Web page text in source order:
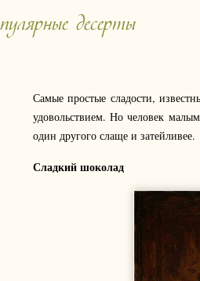
десерты
Самые простые сладости,
удовольствием. Но человек
один другого слаще и затейливее.
Сладкий шоколад